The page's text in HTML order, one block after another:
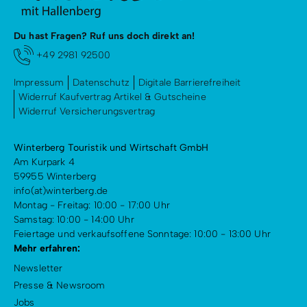
Radfahren
Tourenportal
Tourist-Information
Du hast Fragen? Ruf uns doch direkt an!
+49 2981 92500
Impressum Datenschutz
Digitale Barrierefreiheit
Widerruf Kaufvertrag Artikel & Gutscheine
Widerruf Versicherungsvertrag
Winterberg Touristik und Wirtschaft GmbH
Am Kurpark 4
59955 Winterberg
info(at)winterberg.de
Montag - Freitag: 10:00 - 17:00 Uhr
Samstag: 10:00 - 14:00 Uhr
Feiertage und verkaufsoffene Sonntage: 10:00 - 13:00 Uhr
Mehr erfahren:
Newsletter
Presse & Newsroom
Jobs